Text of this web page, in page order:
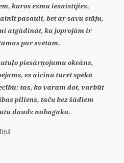
kuros esmu iesaistījies,
pasauli, bet ar savu stāju,
atgādināt, ka joprojām ir
par svētām.
piesārņojumu okeāns,
es aicinu turēt spēkā
tas, ko varam dot, varbūt
piliens, taču bez šādiem
daudz nabagāka.